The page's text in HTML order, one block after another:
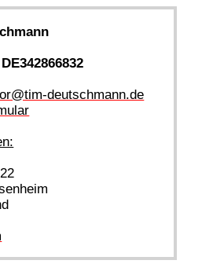
deutschmann.de